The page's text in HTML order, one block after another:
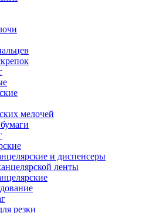
мелочей
и диспенсеры
ленты
резки